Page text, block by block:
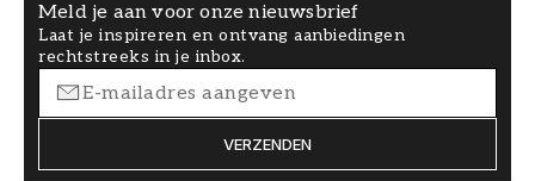
Meld je aan voor onze nieuwsbrief
Laat je inspireren en ontvang aanbiedingen
rechtstreeks in je inbox.
VERZENDEN